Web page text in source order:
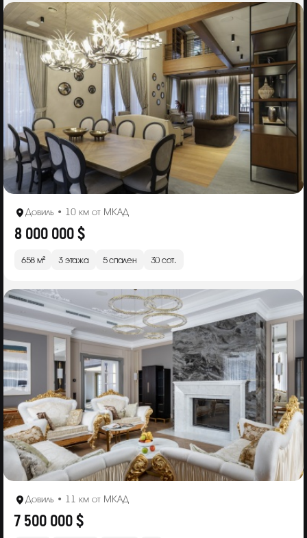
Довиль • 10 км от МКАД
8 000 000 $
658 м² 3 этажа 5 спален 30 сот.
Довиль • 11 км от МКАД
7 500 000 $